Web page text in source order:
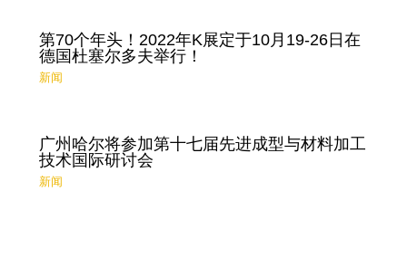
第70个年头！2022年K展定于10月19-26日在
德国杜塞尔多夫举行！
新闻
广州哈尔将参加第十七届先进成型与材料加工
技术国际研讨会
新闻